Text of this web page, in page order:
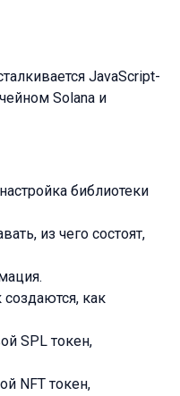
JavaScript-
Solana и
библиотеки
из чего состоят,
создаются, как
SPL токен,
NFT токен,